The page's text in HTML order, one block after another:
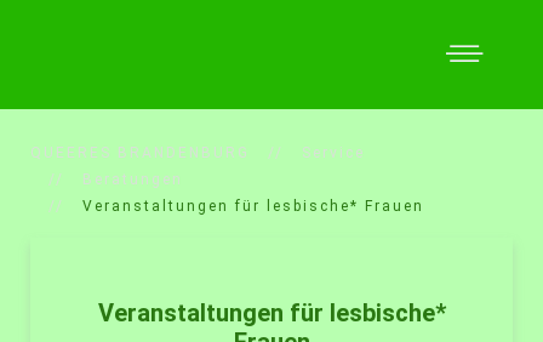
QUEERES BRANDENBURG
Service
Beratungen
Veranstaltungen für lesbische* Frauen
Veranstaltungen für lesbische*